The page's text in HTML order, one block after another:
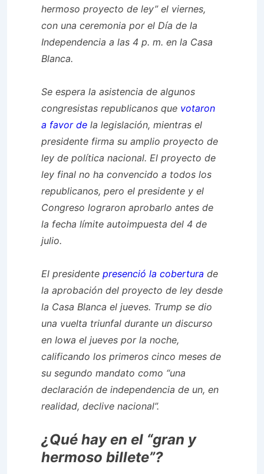
hermoso proyecto de ley” el viernes,
con una ceremonia por el Día de la
Independencia a las 4 p. m. en la Casa
Blanca.
Se espera la asistencia de algunos
congresistas republicanos que votaron
a favor de la legislación, mientras el
presidente firma su amplio proyecto de
ley de política nacional. El proyecto de
ley final no ha convencido a todos los
republicanos, pero el presidente y el
Congreso lograron aprobarlo antes de
la fecha límite autoimpuesta del 4 de
julio.
El presidente presenció la cobertura de
la aprobación del proyecto de ley desde
la Casa Blanca el jueves. Trump se dio
una vuelta triunfal durante un discurso
en Iowa el jueves por la noche,
calificando los primeros cinco meses de
su segundo mandato como “una
declaración de independencia de un, en
realidad, declive nacional”.
¿Qué hay en el “gran y
hermoso billete”?